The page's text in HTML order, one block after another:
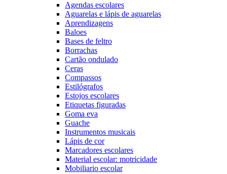
Agendas escolares
Aguarelas e lápis de aguarelas
Aprendizagens
Baloes
Bases de feltro
Borrachas
Cartão ondulado
Ceras
Compassos
Estilógrafos
Estojos escolares
Etiquetas figuradas
Goma eva
Guache
Instrumentos musicais
Lápis de cor
Marcadores escolares
Material escolar: motricidade
Mobiliario escolar